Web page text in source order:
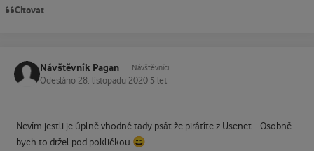
Citovat
Návštěvník Pagan Návštěvníci
Odesláno 28. listopadu 2020 5 let
Nevím jestli je úplně vhodné tady psát že pirátíte z Usenet... Osobně
bych to držel pod pokličkou 😄